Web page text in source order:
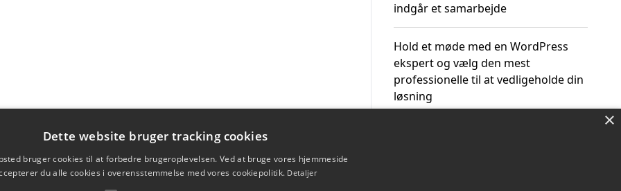
indgår et samarbejde
Hold et møde med en WordPress
ekspert og vælg den mest
professionelle til at vedligeholde din
løsning
×
Dette website bruger tracking cookies
bruger cookies til at forbedre brugeroplevelsen. Ved at bruge vores hjemmeside
du alle cookies i overensstemmelse med vores cookiepolitik. Detaljer